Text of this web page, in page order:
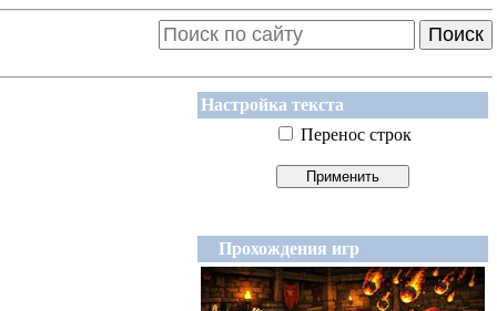
Поиск
Настройка текста
Перенос строк
Прохождения игр